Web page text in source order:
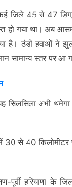
जिले 45 से 47
हो गया था। अब
है। ठंडी हवाओं ने
सामान्य स्तर पर आ
सिलसिला अभी
30 से 40 किलोमीटर
पूर्वी हरियाणा के